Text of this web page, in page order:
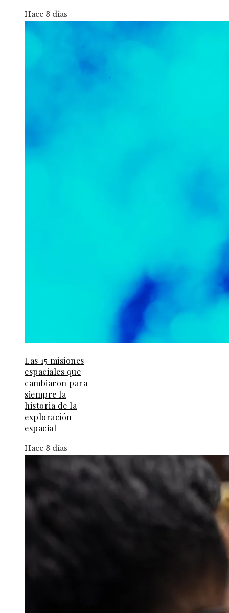
Hace 3 días
Las 15 misiones
espaciales que
cambiaron para
siempre la
historia de la
exploración
espacial
Hace 3 días